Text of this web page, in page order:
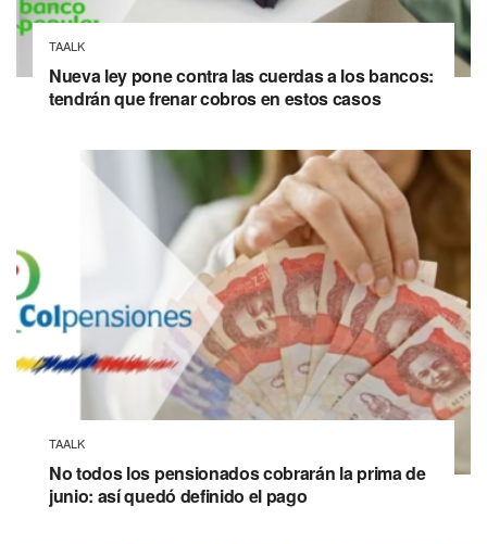
TAALK
Nueva ley pone contra las cuerdas a los bancos:
tendrán que frenar cobros en estos casos
TAALK
No todos los pensionados cobrarán la prima de
junio: así quedó definido el pago